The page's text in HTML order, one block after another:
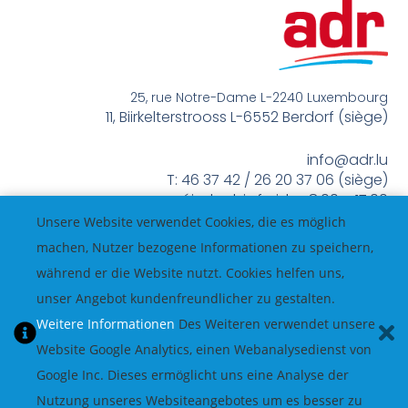
25, rue Notre-Dame L-2240 Luxembourg
11, Biirkelterstrooss L-6552 Berdorf (siège)
info@adr.lu
T: 46 37 42 / 26 20 37 06 (siège)
méindes bis freides 8:00 – 17:00
Unsere Website verwendet Cookies, die es möglich
machen, Nutzer bezogene Informationen zu speichern,
während er die Website nutzt. Cookies helfen uns,
unser Angebot kundenfreundlicher zu gestalten.
Weitere Informationen Des Weiteren verwendet unsere
Website Google Analytics, einen Webanalysedienst von
Google Inc. Dieses ermöglicht uns eine Analyse der
Nutzung unseres Websiteangebotes um es besser zu